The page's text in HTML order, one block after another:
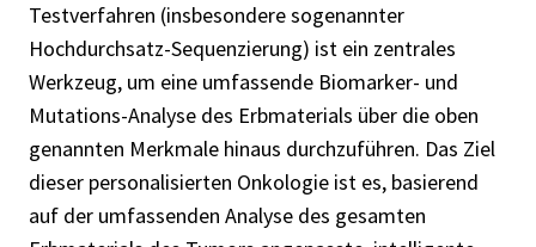
Testverfahren (insbesondere sogenannter
Hochdurchsatz-Sequenzierung) ist ein zentrales
Werkzeug, um eine umfassende Biomarker- und
Mutations-Analyse des Erbmaterials über die oben
genannten Merkmale hinaus durchzuführen. Das Ziel
dieser personalisierten Onkologie ist es, basierend
auf der umfassenden Analyse des gesamten